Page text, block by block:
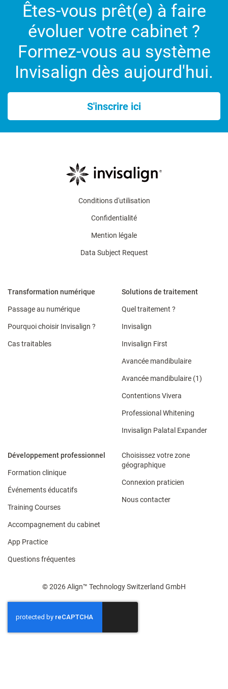
Êtes-vous prêt(e) à faire
évoluer votre cabinet ?
Formez-vous au système
Invisalign dès aujourd'hui.
S'inscrire ici
Conditions d'utilisation
Confidentialité
Mention légale
Data Subject Request
Transformation numérique
Passage au numérique
Pourquoi choisir Invisalign ?
Cas traitables
Solutions de traitement
Quel traitement ?
Invisalign
Invisalign First
Avancée mandibulaire
Avancée mandibulaire (1)
Contentions Vivera​
Professional Whitening
Invisalign Palatal Expander
Développement professionnel
Formation clinique
Événements éducatifs
Training Courses
Accompagnement du cabinet​
App Practice
Questions fréquentes
Choisissez votre zone
géographique
Connexion praticien
Nous contacter
© 2026 Align™ Technology Switzerland GmbH